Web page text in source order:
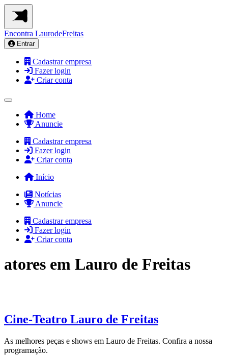
Encontra LaurodeFreitas
Entrar
Cadastrar empresa
Fazer login
Criar conta
Home
Anuncie
Cadastrar empresa
Fazer login
Criar conta
Início
Notícias
Anuncie
Cadastrar empresa
Fazer login
Criar conta
atores em Lauro de Freitas
Cine-Teatro Lauro de Freitas
As melhores peças e shows em Lauro de Freitas. Confira a nossa
programação.